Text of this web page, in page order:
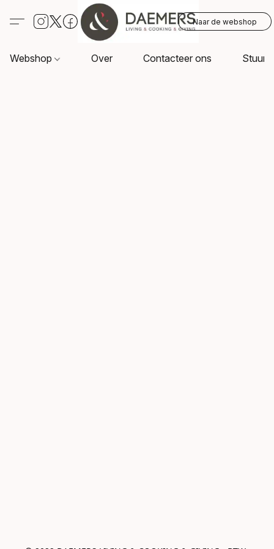
Naar de webshop
Webshop Over Contacteer ons Stuur